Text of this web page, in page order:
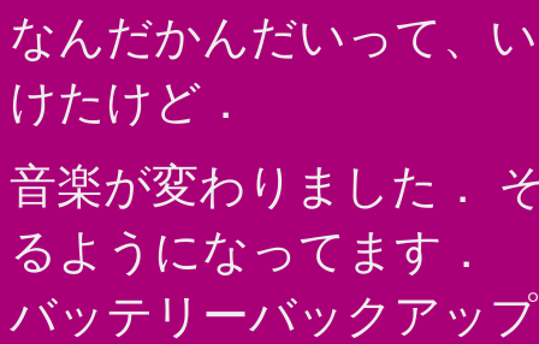
なんだかんだいって、
けたけど．
音楽が変わりました．
るようになってます．
バッテリーバックアッ